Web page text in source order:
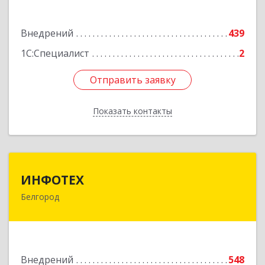
Внедрений
439
1С:Специалист
2
Отправить заявку
Показать контакты
Отправить заявку
Назад
ИНФОТЕХ
Белгород
Внедрений
548